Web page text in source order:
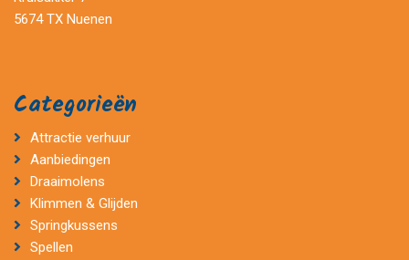
5674 TX Nuenen
Categorieën
Attractie verhuur
Aanbiedingen
Draaimolens
Klimmen & Glijden
Springkussens
Spellen